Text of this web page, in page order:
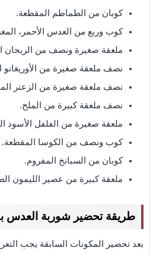
كوبان من الطماطم المقطعة.
كوب وربع من العدس الأحمر،
ملعقة صغيرة ونصف من الريحان
نصف ملعقة صغيرة من
نصف ملعقة صغيرة من الزعتر
نصف ملعقة كبيرة من الملح.
ملعقة صغيرة من الفلفل الأسود
كوب ونصف من الكوسا المقطعة.
كوبان من السبانخ المفروم.
ملعقة كبيرة من عصير الليمون
طريقة تحضير شوربة العدس
بعد تحضير المكونات السابقة يجب